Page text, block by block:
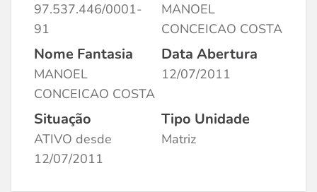
97.537.446/0001-
91
MANOEL
CONCEICAO COSTA
Nome Fantasia
MANOEL
CONCEICAO COSTA
Data Abertura
12/07/2011
Situação
ATIVO desde
12/07/2011
Tipo Unidade
Matriz